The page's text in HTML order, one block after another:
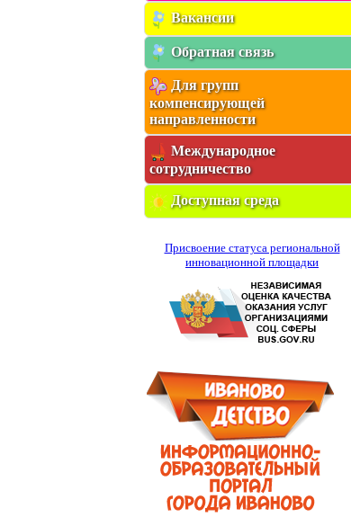
Вакансии
Обратная связь
Для групп
компенсирующей
направленности
Международное
сотрудничество
Доступная среда
Присвоение статуса региональной
инновационной площадки